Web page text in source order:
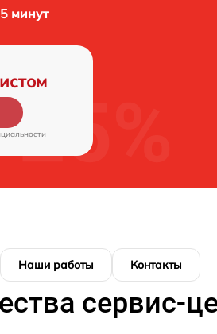
минут
Наши работы Контакты
сервис-